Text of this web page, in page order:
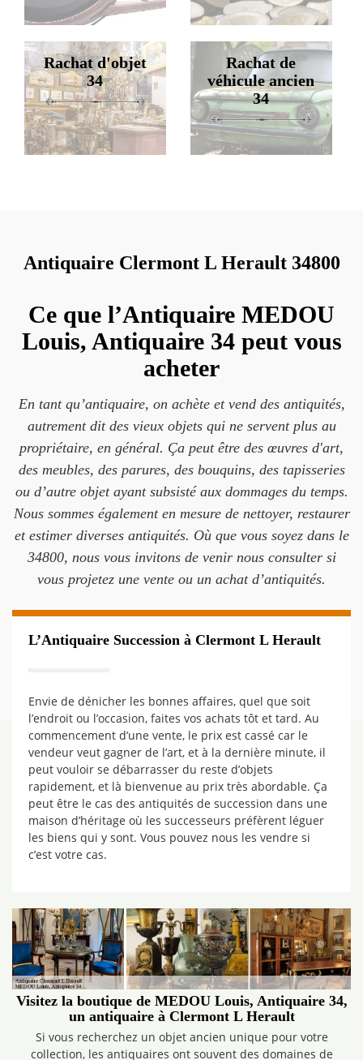
Rachat d'objet
34
Rachat de
véhicule ancien
34
Antiquaire Clermont L Herault 34800
Ce que l’Antiquaire MEDOU
Louis, Antiquaire 34 peut vous
acheter
En tant qu’antiquaire, on achète et vend des antiquités,
autrement dit des vieux objets qui ne servent plus au
propriétaire, en général. Ça peut être des œuvres d'art,
des meubles, des parures, des bouquins, des tapisseries
ou d’autre objet ayant subsisté aux dommages du temps.
Nous sommes également en mesure de nettoyer, restaurer
et estimer diverses antiquités. Où que vous soyez dans le
34800, nous vous invitons de venir nous consulter si
vous projetez une vente ou un achat d’antiquités.
L’Antiquaire Succession à Clermont L Herault
Envie de dénicher les bonnes affaires, quel que soit
l’endroit ou l’occasion, faites vos achats tôt et tard. Au
commencement d’une vente, le prix est cassé car le
vendeur veut gagner de l’art, et à la dernière minute, il
peut vouloir se débarrasser du reste d’objets
rapidement, et là bienvenue au prix très abordable. Ça
peut être le cas des antiquités de succession dans une
maison d’héritage où les successeurs préfèrent léguer
les biens qui y sont. Vous pouvez nous les vendre si
c’est votre cas.
Visitez la boutique de MEDOU Louis, Antiquaire 34,
un antiquaire à Clermont L Herault
Si vous recherchez un objet ancien unique pour votre
collection, les antiquaires ont souvent des domaines de